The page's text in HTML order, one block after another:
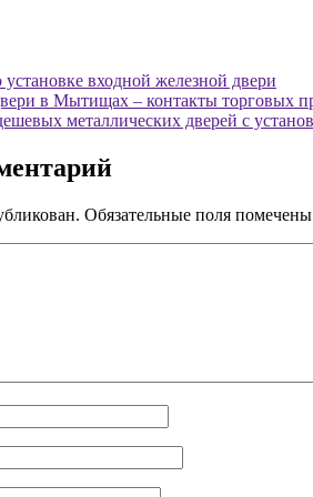
входной железной двери
в Мытищах – контакты торговых
металлических дверей с
Обязательные поля помечены